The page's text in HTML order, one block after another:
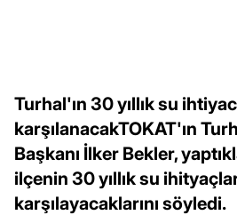
Turhal'ın 30 yıllık su
karşılanacakTOKAT'ın
Başkanı İlker Bekler,
ilçenin 30 yıllık su
karşılayacaklarını söyledi.